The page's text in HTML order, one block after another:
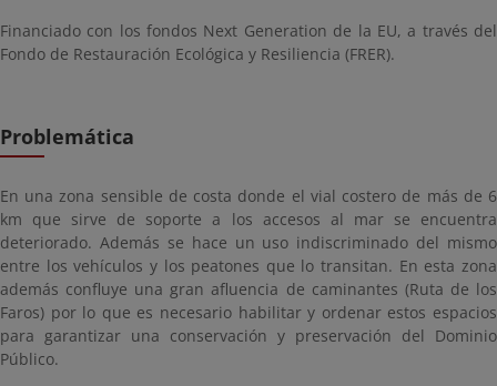
Financiado con los fondos Next Generation de la EU, a través del
Fondo de Restauración Ecológica y Resiliencia (FRER).
Problemática
En una zona sensible de costa donde el vial costero de más de 6
km que sirve de soporte a los accesos al mar se encuentra
deteriorado. Además se hace un uso indiscriminado del mismo
entre los vehículos y los peatones que lo transitan. En esta zona
además confluye una gran afluencia de caminantes (Ruta de los
Faros) por lo que es necesario habilitar y ordenar estos espacios
para garantizar una conservación y preservación del Dominio
Público.